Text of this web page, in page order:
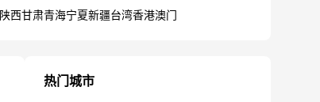
陕西甘肃青海宁夏新疆台湾香港澳门
热门城市